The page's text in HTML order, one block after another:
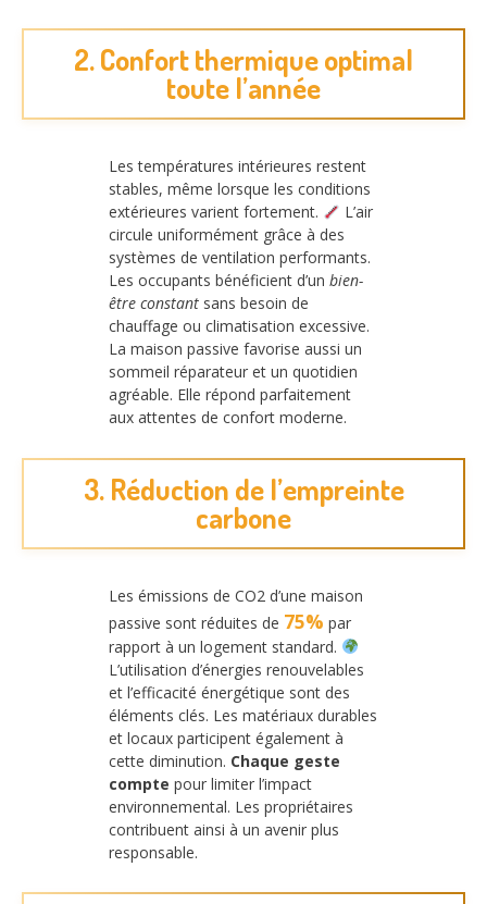
2. Confort thermique optimal
toute l’année
Les températures intérieures restent
stables, même lorsque les conditions
extérieures varient fortement.
L’air
circule uniformément grâce à des
systèmes de ventilation performants.
Les occupants bénéficient d’un bien-
être constant sans besoin de
chauffage ou climatisation excessive.
La maison passive favorise aussi un
sommeil réparateur et un quotidien
agréable. Elle répond parfaitement
aux attentes de confort moderne.
3. Réduction de l’empreinte
carbone
Les émissions de CO2 d’une maison
passive sont réduites de 75% par
rapport à un logement standard.
L’utilisation d’énergies renouvelables
et l’efficacité énergétique sont des
éléments clés. Les matériaux durables
et locaux participent également à
cette diminution. Chaque geste
compte pour limiter l’impact
environnemental. Les propriétaires
contribuent ainsi à un avenir plus
responsable.